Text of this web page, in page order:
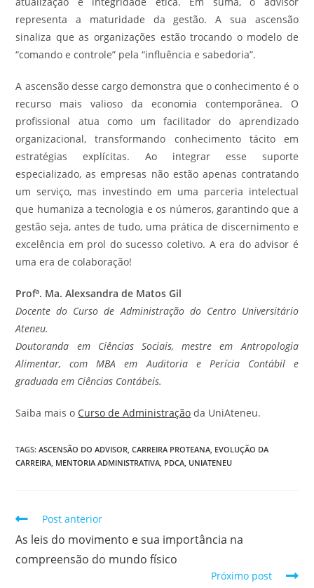
representa a maturidade da gestão. A sua ascensão
sinaliza que as organizações estão trocando o modelo de
“comando e controle” pela “influência e sabedoria”.
A ascensão desse cargo demonstra que o conhecimento é o
recurso mais valioso da economia contemporânea. O
profissional atua como um facilitador do aprendizado
organizacional, transformando conhecimento tácito em
estratégias explícitas. Ao integrar esse suporte
especializado, as empresas não estão apenas contratando
um serviço, mas investindo em uma parceria intelectual
que humaniza a tecnologia e os números, garantindo que a
gestão seja, antes de tudo, uma prática de discernimento e
excelência em prol do sucesso coletivo. A era do advisor é
uma era de colaboração!
Profª. Ma. Alexsandra de Matos Gil
Docente do Curso de Administração do Centro Universitário
Ateneu.
Doutoranda em Ciências Sociais, mestre em Antropologia
Alimentar, com MBA em Auditoria e Perícia Contábil e
graduada em Ciências Contábeis.
Saiba mais o Curso de Administração da UniAteneu.
TAGS:ASCENSÃO DO ADVISOR, CARREIRA PROTEANA, EVOLUÇÃO DA
CARREIRA, MENTORIA ADMINISTRATIVA, PDCA, UNIATENEU
Post anterior
As leis do movimento e sua importância na
compreensão do mundo físico
Próximo post